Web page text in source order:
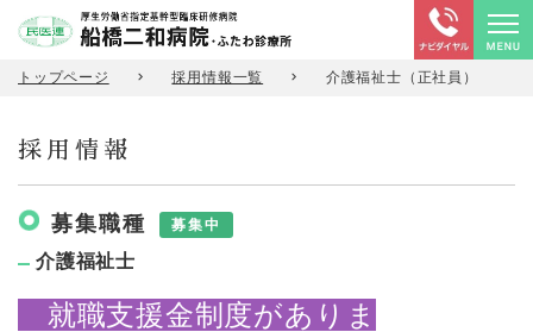
トップページ 採用情報一覧 介護福祉士（正社員）
採用情報
募集職種 募集中
介護福祉士
就職支援金制度がありま